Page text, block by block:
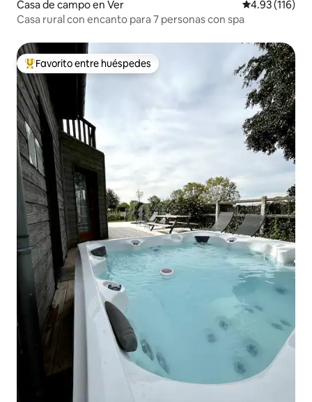
Casa de campo en Ver Calificación
4.93 (116)
Casa rural con encanto para 7 personas con spa
Favorito entre huéspedes preferido
Favorito entre huéspedes